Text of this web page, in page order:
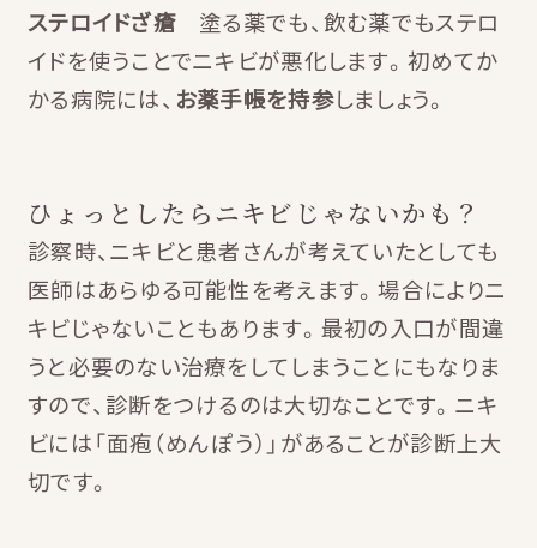
ステロイドざ瘡塗る薬でも、飲む薬でもステロ
イドを使うことでニキビが悪化します。初めてか
かる病院には、 お薬手帳を持参しましょう。
ひょっとしたらニキビじゃないかも？
診察時、ニキビと患者さんが考えていたとしても
医師はあらゆる可能性を考えます。場合によりニ
キビじゃないこともあります。最初の入口が間違
うと必要のない治療をしてしまうことにもなりま
すので、診断をつけるのは大切なことです。ニキ
ビには「面疱（めんぽう）」があることが診断上大
切です。